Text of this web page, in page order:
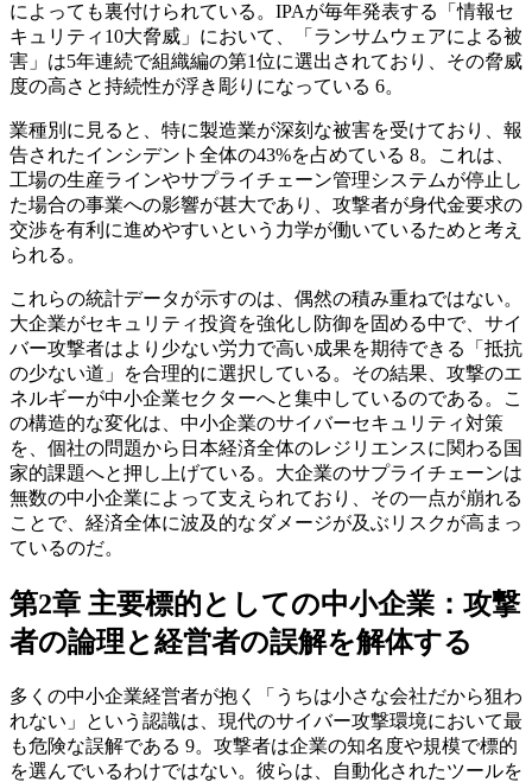
によっても裏付けられている。IPAが毎年発表する「情報セ
キュリティ10大脅威」において、「ランサムウェアによる被
害」は5年連続で組織編の第1位に選出されており、その脅威
度の高さと持続性が浮き彫りになっている 6。
業種別に見ると、特に製造業が深刻な被害を受けており、報
告されたインシデント全体の43%を占めている 8。これは、
工場の生産ラインやサプライチェーン管理システムが停止し
た場合の事業への影響が甚大であり、攻撃者が身代金要求の
交渉を有利に進めやすいという力学が働いているためと考え
られる。
これらの統計データが示すのは、偶然の積み重ねではない。
大企業がセキュリティ投資を強化し防御を固める中で、サイ
バー攻撃者はより少ない労力で高い成果を期待できる「抵抗
の少ない道」を合理的に選択している。その結果、攻撃のエ
ネルギーが中小企業セクターへと集中しているのである。こ
の構造的な変化は、中小企業のサイバーセキュリティ対策
を、個社の問題から日本経済全体のレジリエンスに関わる国
家的課題へと押し上げている。大企業のサプライチェーンは
無数の中小企業によって支えられており、その一点が崩れる
ことで、経済全体に波及的なダメージが及ぶリスクが高まっ
ているのだ。
第2章 主要標的としての中小企業：攻撃
者の論理と経営者の誤解を解体する
多くの中小企業経営者が抱く「うちは小さな会社だから狙わ
れない」という認識は、現代のサイバー攻撃環境において最
も危険な誤解である 9。攻撃者は企業の知名度や規模で標的
を選んでいるわけではない。彼らは、自動化されたツールを